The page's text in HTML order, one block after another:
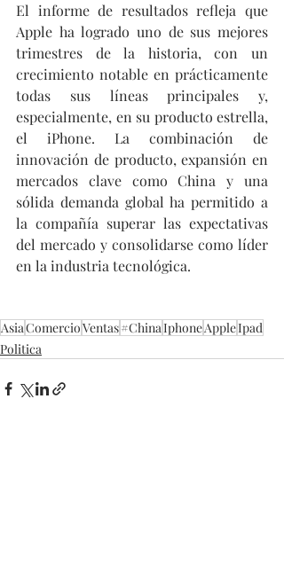
El informe de resultados refleja que
Apple ha logrado uno de sus mejores
trimestres de la historia, con un
crecimiento notable en prácticamente
todas sus líneas principales y,
especialmente, en su producto estrella,
el iPhone. La combinación de
innovación de producto, expansión en
mercados clave como China y una
sólida demanda global ha permitido a
la compañía superar las expectativas
del mercado y consolidarse como líder
en la industria tecnológica.
AsiaComercioVentas#ChinaIphoneAppleIpad
Politica